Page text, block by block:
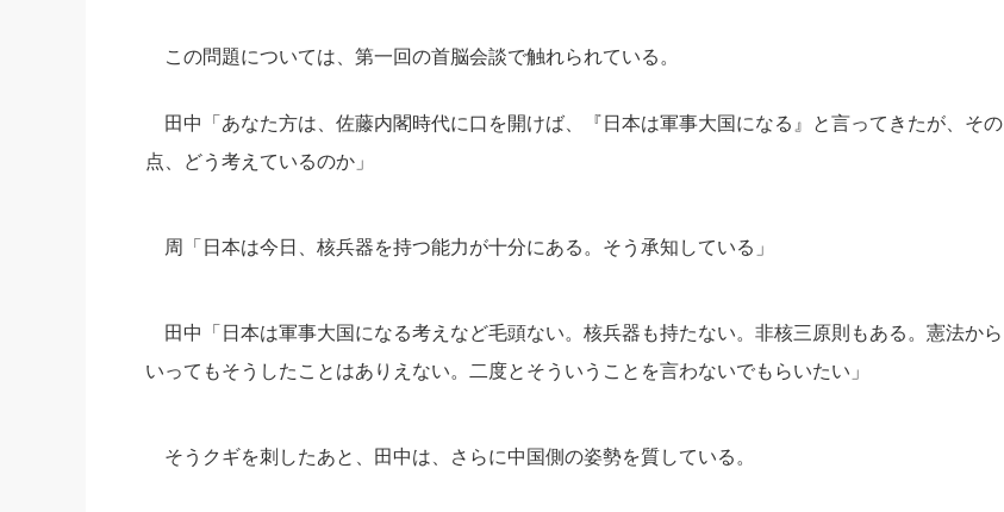
この問題については、第一回の首脳会談で触れられている。
田中「あなた方は、佐藤内閣時代に口を開けば、『 日本は軍事大国になる』と言ってきたが、その
点、
どう考えているのか」
周「日本は今日、核兵器を持つ能力が十分にある。 そう承知している」
田中「日本は軍事大国になる考えなど毛頭ない。 核兵器も持たない。非核三原則もある。 憲法から
いってもそうしたことはありえない。
二度とそういうことを言わないでもらいたい」
そうクギを刺したあと、田中は、 さらに中国側の姿勢を質している。